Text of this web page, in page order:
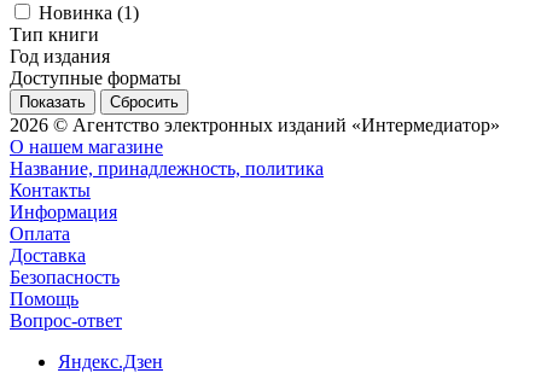
Новинка (1)
Тип книги
Год издания
Доступные форматы
Сбросить
2026 © Агентство электронных изданий «Интермедиатор»
О нашем магазине
Название, принадлежность, политика
Контакты
Информация
Оплата
Доставка
Безопасность
Помощь
Вопрос-ответ
Яндекс.Дзен